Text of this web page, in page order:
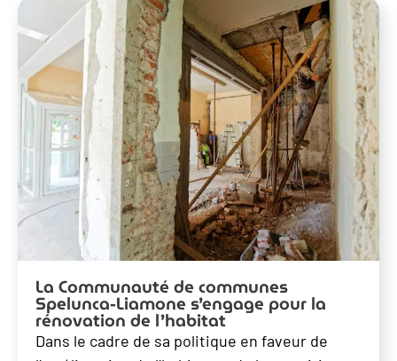
La Communauté de communes
Spelunca-Liamone s’engage pour la
rénovation de l’habitat
Dans le cadre de sa politique en faveur de